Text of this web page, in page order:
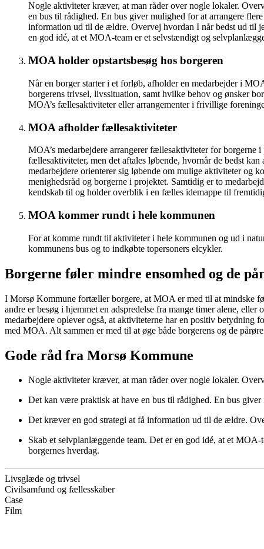
Nogle aktiviteter kræver, at man råder over nogle lokaler.
en bus til rådighed. En bus giver mulighed for at arrangere
information ud til de ældre. Overvej hvordan I når bedst ud til
en god idé, at et MOA-team er et selvstændigt og
MOA holder opstartsbesøg hos borgeren
Når en borger starter i et forløb, afholder en medarbejder i
borgerens trivsel, livssituation, samt hvilke behov og ønsker
MOA’s fællesaktiviteter eller arrangementer i frivillige
MOA afholder fællesaktiviteter
MOA’s medarbejdere arrangerer fællesaktiviteter for
fællesaktiviteter, men det aftales løbende, hvornår de bedst
medarbejdere orienterer sig løbende om mulige aktiviteter og
menighedsråd og borgerne i projektet. Samtidig er to
kendskab til og holder overblik i en fælles idemappe til
MOA kommer rundt i hele kommunen
For at komme rundt til aktiviteter i hele kommunen og ud i
kommunens bus og to indkøbte topersoners elcykler.
Borgerne føler mindre ensomhed og de
I Morsø Kommune fortæller borgere, at MOA er med til at mindske
andre er besøg i hjemmet en adspredelse fra mange timer alene,
medarbejdere oplever også, at aktiviteterne har en positiv betydning
med MOA. Alt sammen er med til at øge både borgerens og de
Gode råd fra Morsø Kommune
Nogle aktiviteter kræver, at man råder over nogle lokaler.
Det kan være praktisk at have en bus til rådighed. En bus
Det kræver en god strategi at få information ud til de ældre.
Skab et selvplanlæggende team. Det er en god idé, at et
borgernes hverdag.
Livsglæde og trivsel
Civilsamfund og fællesskaber
Case
Film